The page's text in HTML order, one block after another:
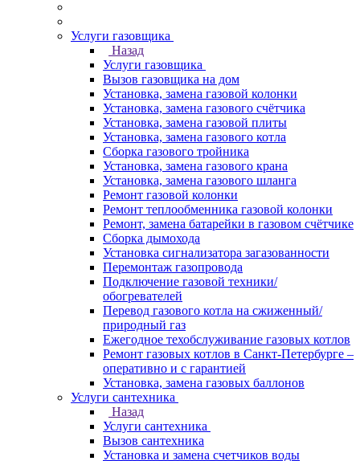
Услуги газовщика
Назад
Услуги газовщика
Вызов газовщика на дом
Установка, замена газовой колонки
Установка, замена газового счётчика
Установка, замена газовой плиты
Установка, замена газового котла
Сборка газового тройника
Установка, замена газового крана
Установка, замена газового шланга
Ремонт газовой колонки
Ремонт теплообменника газовой колонки
Ремонт, замена батарейки в газовом счётчике
Сборка дымохода
Установка сигнализатора загазованности
Перемонтаж газопровода
Подключение газовой техники/
обогревателей
Перевод газового котла на сжиженный/
природный газ
Ежегодное техобслуживание газовых котлов
Ремонт газовых котлов в Санкт-Петербурге –
оперативно и с гарантией
Установка, замена газовых баллонов
Услуги сантехника
Назад
Услуги сантехника
Вызов сантехника
Установка и замена счетчиков воды